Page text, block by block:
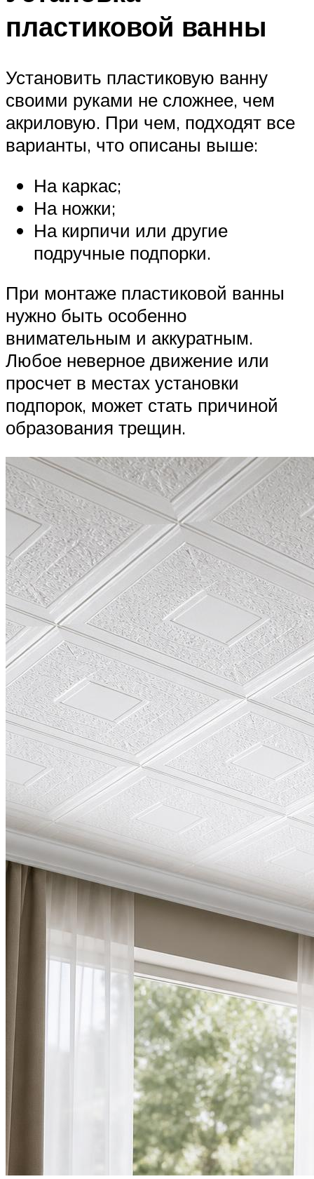
пластиковой ванны
Установить пластиковую ванну
своими руками не сложнее, чем
акриловую. При чем, подходят все
варианты, что описаны выше:
На каркас;
На ножки;
На кирпичи или другие
подручные подпорки.
При монтаже пластиковой ванны
нужно быть особенно
внимательным и аккуратным.
Любое неверное движение или
просчет в местах установки
подпорок, может стать причиной
образования трещин.